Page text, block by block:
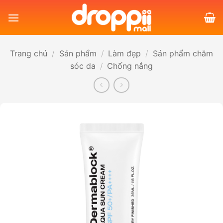
qua
Trang chủ / Sản phẩm / Làm đẹp / Sản phẩm chăm
sóc da / Chống nắng